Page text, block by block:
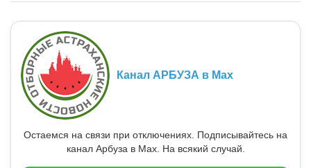
Канал АРБУЗА в Max
Остаемся на связи при отключениях. Подписывайтесь на
канал Арбуза в Max. На всякий случай.